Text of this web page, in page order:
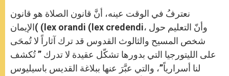
نعترفُ في الوقت عينه، أنَّ قانون الصلاة هو قانون
الإيمان( (lex orandi (lex credendi، وأنّ التعليم حول
شخص المسيح والثالوث القدوس قد ترك آثاراً لا تُمحَى
على الليتورجيا التي بدورها تشكّل عقيدة لا تدرك ” تُكشف
لنا أسرارياً”، والتي عبَّرَ عنها ببلاغة القديس باسيليوس